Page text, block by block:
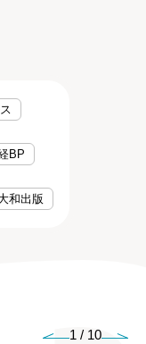
BP
和出版
1 / 10